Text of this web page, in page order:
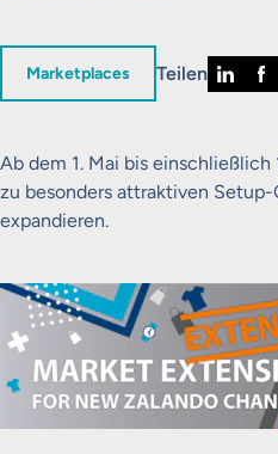
in
Marketplaces Teilen
Ab dem 1. Mai bis
zu besonders attraktiven Setup-
expandieren.